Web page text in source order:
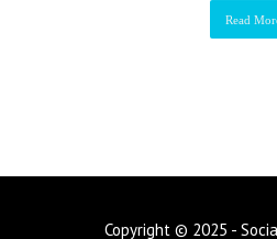
Read
Copyright © 2025 -